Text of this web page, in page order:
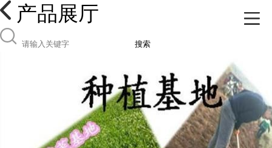
产品展厅
搜索